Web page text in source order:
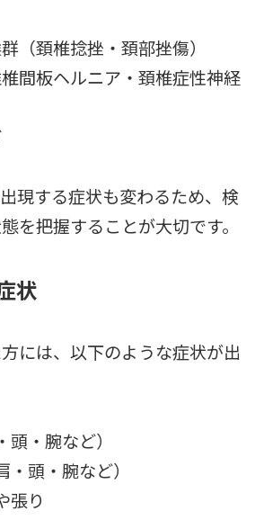
（頚椎捻挫・頚部挫傷）
間板ヘルニア・頚椎症性神経
現する症状も変わるため、検
を把握することが大切です。
状
には、以下のような症状が出
・腕など）
頭・腕など）
張り